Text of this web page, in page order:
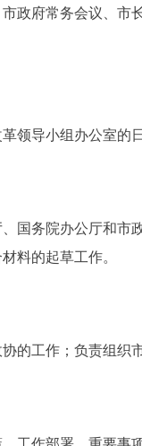
府常务会议、市长
导小组办公室的
务院办公厅和市政
料的起草工作。
工作；负责组织